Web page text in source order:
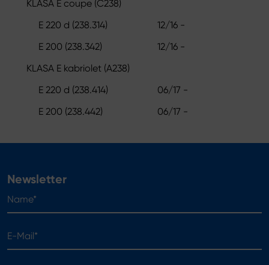
KLASA E coupe (C238)
E 220 d (238.314)
12/16 -
E 200 (238.342)
12/16 -
KLASA E kabriolet (A238)
E 220 d (238.414)
06/17 -
E 200 (238.442)
06/17 -
Newsletter
E-Mail*